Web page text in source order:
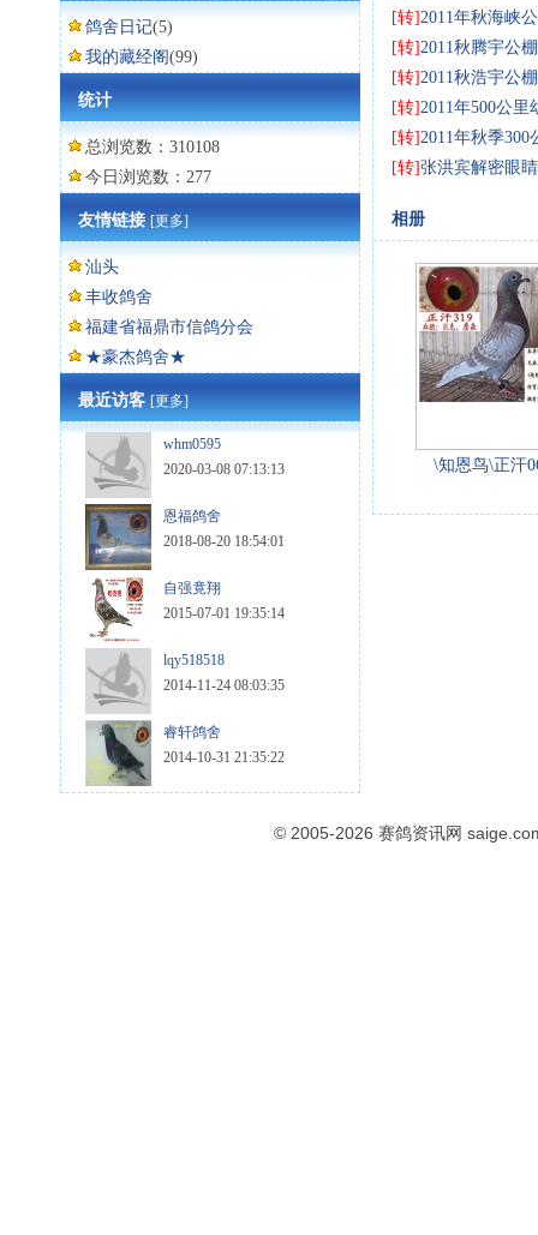
鸽舍日记(5)
我的藏经阁(99)
统计
总浏览数：310108
今日浏览数：277
友情链接[更多]
汕头
丰收鸽舍
福建省福鼎市信鸽分会
★豪杰鸽舍★
最近访客[更多]
whm0595
2020-03-08 07:13:13
恩福鸽舍
2018-08-20 18:54:01
自强竟翔
2015-07-01 19:35:14
lqy518518
2014-11-24 08:03:35
睿轩鸽舍
2014-10-31 21:35:22
[转]2011年秋海峡
[转]2011秋腾宇公
[转]2011秋浩宇公
[转]2011年500公里
[转]2011年秋季
[转]张洪宾解密眼
相册
\知恩鸟\正汗
© 2005-2026 赛鸽资讯网